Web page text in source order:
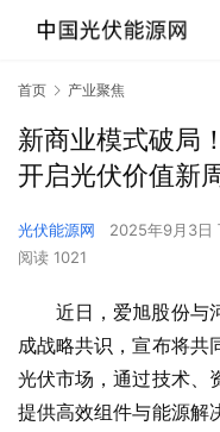
首页 产业聚焦
新商业模式破局
开启光伏价值新
光伏能源网 2025年9月3日
阅读 1021
近日，爱旭股份与
成战略共识，宣布将共
光伏市场，通过技术、
提供高效组件与能源解